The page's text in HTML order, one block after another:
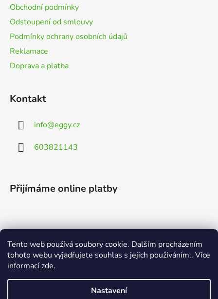
Tento web používá soubory cookie. Dalším procházením
tohoto webu vyjadřujete souhlas s jejich používáním.. Více
informacízde.
Nastavení
Obchodní podmínky
Odstoupení od smlouvy
Podmínky ochrany osobních údajů
Reklamace
Doprava a platba
Kontakt
info@eggy.cz
603821143
Přijímáme online platby
Vyhledávání
HLEDAT